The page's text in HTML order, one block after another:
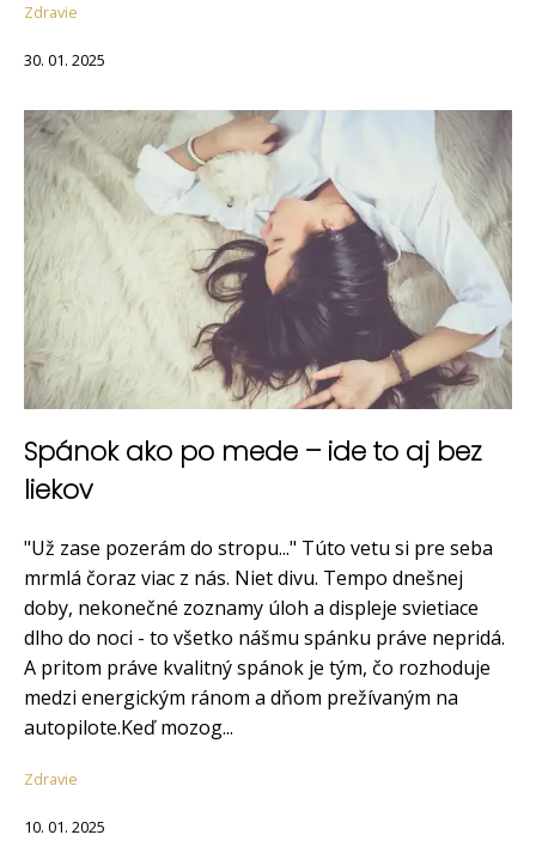
Zdravie
30. 01. 2025
Spánok ako po mede – ide to aj bez
liekov
"Už zase pozerám do stropu..." Túto vetu si pre seba
mrmlá čoraz viac z nás. Niet divu. Tempo dnešnej
doby, nekonečné zoznamy úloh a displeje svietiace
dlho do noci - to všetko nášmu spánku práve nepridá.
A pritom práve kvalitný spánok je tým, čo rozhoduje
medzi energickým ránom a dňom prežívaným na
autopilote.Keď mozog...
Zdravie
10. 01. 2025